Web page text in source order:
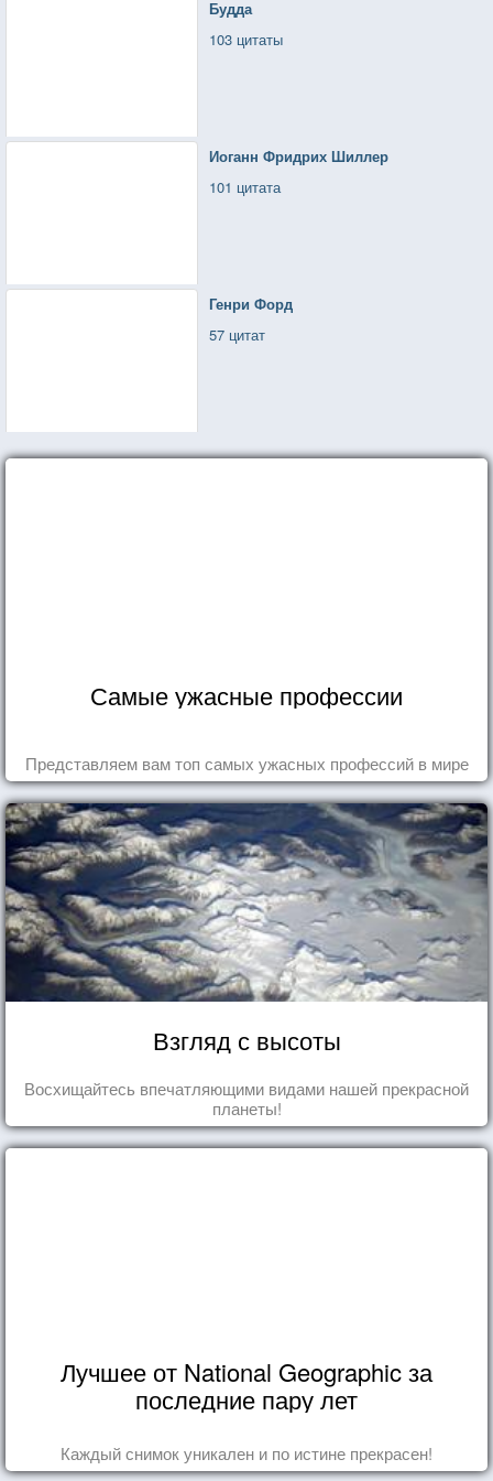
А идеал его милой — урод.
Будда
103 цитаты
Иоганн Фридрих Шиллер
101 цитата
Генри Форд
57 цитат
Самые ужасные профессии
Представляем вам топ самых ужасных профессий в мире
Взгляд с высоты
Восхищайтесь впечатляющими видами нашей прекрасной
планеты!
Лучшее от National Geographic за
последние пару лет
Каждый снимок уникален и по истине прекрасен!